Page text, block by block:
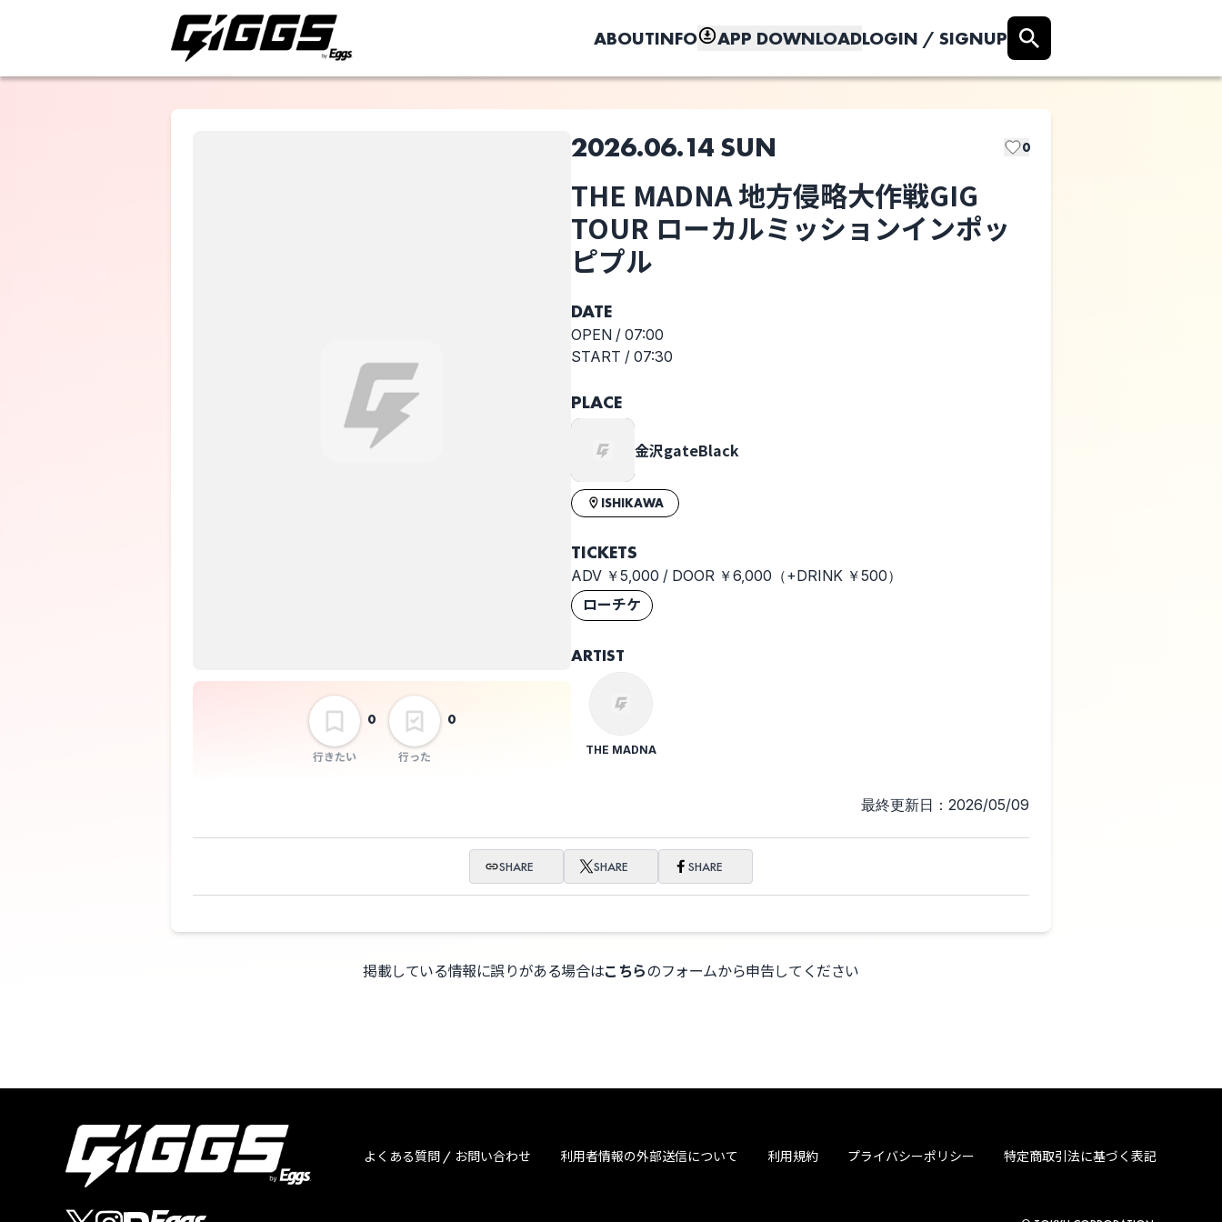
ABOUTINFO APP DOWNLOADLOGIN / SIGNUP
行きたい
0
行った
0
選択しない
2026.06.14 SUN 0
THE MADNA 地方侵略大作戦GIG
TOUR ローカルミッションインポッ
ピプル
DATE
OPEN / 07:00
START / 07:30
PLACE
金沢gateBlack
ISHIKAWA
TICKETS
ADV ￥5,000 / DOOR ￥6,000（+DRINK ￥500）
ローチケ
ARTIST
THE MADNA
最終更新日：2026/05/09
SHARE SHARE SHARE
掲載している情報に誤りがある場合はこちらのフォームから申告してください
このライブの取り置きは終了しました
よくある質問 / お問い合わせ 利用者情報の外部送信について 利用規約 プライバシーポリシー 特定商取引法に基づく表記